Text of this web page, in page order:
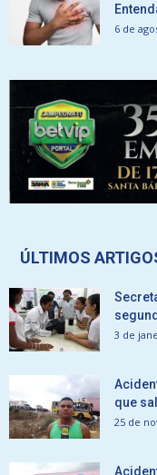
6 de
ÚLTIMOS
3 de
que
25 de